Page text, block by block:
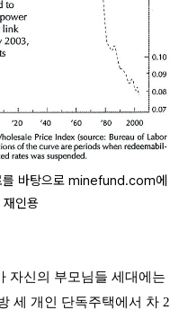
를 바탕으로 minefund.com에
인용
자신의 부모님들 세대에는
세 개인 단독주택에서 차 2